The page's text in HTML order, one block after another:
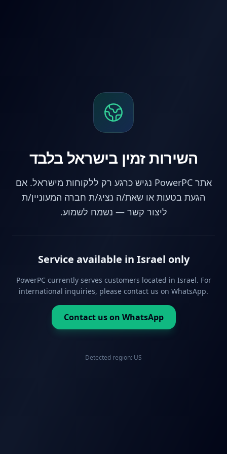
השירות זמין בישראל בלבד
אתר PowerPC נגיש כרגע רק ללקוחות מישראל. אם
הגעת בטעות או שאת/ה נציג/ת חברה המעוניין/ת
ליצור קשר — נשמח לשמוע.
Service available in Israel only
PowerPC currently serves customers located in Israel. For
international inquiries, please contact us on WhatsApp.
Contact us on WhatsApp
Detected region: US